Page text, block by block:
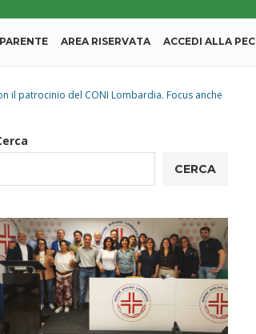
AREA RISERVATA ACCEDI ALLA PEC
il patrocinio del CONI Lombardia. Focus anche
CERCA